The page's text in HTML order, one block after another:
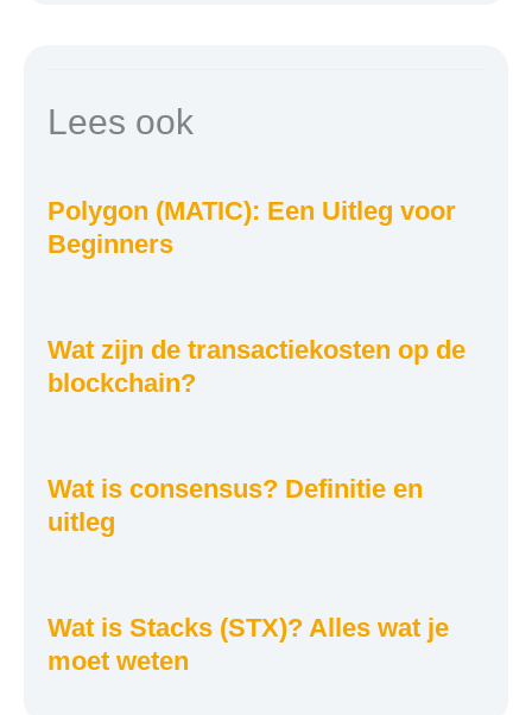
Lees ook
Polygon (MATIC): Een Uitleg voor
Beginners
Wat zijn de transactiekosten op de
blockchain?
Wat is consensus? Definitie en
uitleg
Wat is Stacks (STX)? Alles wat je
moet weten